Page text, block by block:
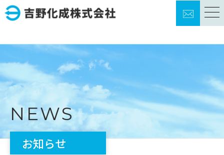
TOP
事業内容
技術紹介
品質・設備
NEWS
お知らせ